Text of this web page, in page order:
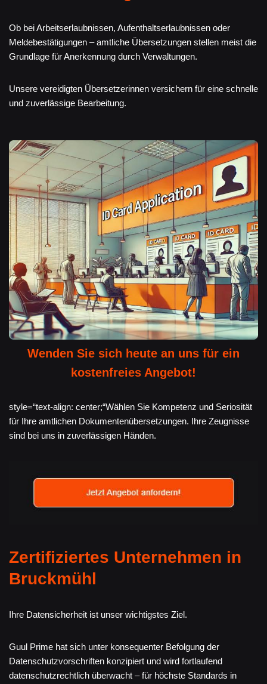
Ob bei Arbeitserlaubnissen, Aufenthaltserlaubnissen oder
Meldebestätigungen – amtliche Übersetzungen stellen meist die
Grundlage für Anerkennung durch Verwaltungen.
Unsere vereidigten Übersetzerinnen versichern für eine schnelle
und zuverlässige Bearbeitung.
Wenden Sie sich heute an uns für ein
kostenfreies Angebot!
style=“text-align: center;“Wählen Sie Kompetenz und Seriosität
für Ihre amtlichen Dokumentenübersetzungen. Ihre Zeugnisse
sind bei uns in zuverlässigen Händen.
Zertifiziertes Unternehmen in
Bruckmühl
Ihre Datensicherheit ist unser wichtigstes Ziel.
Guul Prime hat sich unter konsequenter Befolgung der
Datenschutzvorschriften konzipiert und wird fortlaufend
datenschutzrechtlich überwacht – für höchste Standards in